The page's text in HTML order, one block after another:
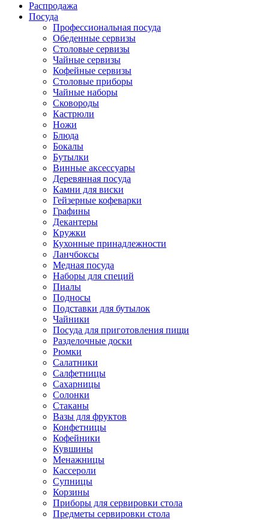
Распродажа
Посуда
Профессиональная посуда
Обеденные сервизы
Столовые сервизы
Чайные сервизы
Кофейные сервизы
Столовые приборы
Чайные наборы
Сковороды
Кастрюли
Ножи
Блюда
Бокалы
Бутылки
Винные аксессуары
Деревянная посуда
Камни для виски
Гейзерные кофеварки
Графины
Декантеры
Кружки
Кухонные принадлежности
Ланчбоксы
Медная посуда
Наборы для специй
Пиалы
Подносы
Подставки для бутылок
Чайники
Посуда для приготовления пищи
Разделочные доски
Рюмки
Салатники
Салфетницы
Сахарницы
Солонки
Стаканы
Вазы для фруктов
Конфетницы
Кофейники
Кувшины
Менажницы
Кассероли
Супницы
Корзины
Приборы для сервировки стола
Предметы сервировки стола